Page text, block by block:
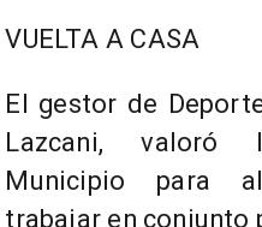
VUELTA A CASA
El gestor de
Lazcani, valoró
Municipio para
trabajar en conjunto